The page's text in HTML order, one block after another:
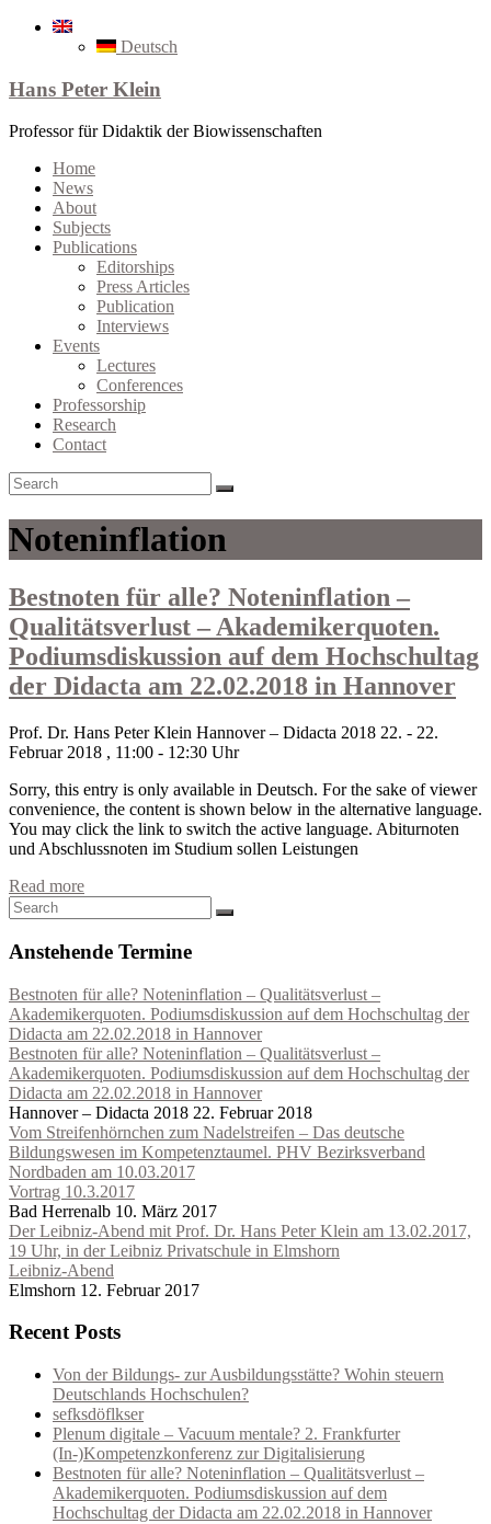
Deutsch
Hans Peter Klein
Professor für Didaktik der Biowissenschaften
Home
News
About
Subjects
Publications
Editorships
Press Articles
Publication
Interviews
Events
Lectures
Conferences
Professorship
Research
Contact
Noteninflation
Bestnoten für alle? Noteninflation –
Qualitätsverlust – Akademikerquoten.
Podiumsdiskussion auf dem Hochschultag
der Didacta am 22.02.2018 in Hannover
Prof. Dr. Hans Peter Klein Hannover – Didacta 2018 22. - 22.
Februar 2018 , 11:00 - 12:30 Uhr
Sorry, this entry is only available in Deutsch. For the sake of viewer
convenience, the content is shown below in the alternative language.
You may click the link to switch the active language. Abiturnoten
und Abschlussnoten im Studium sollen Leistungen
Read more
Anstehende Termine
Bestnoten für alle? Noteninflation – Qualitätsverlust –
Akademikerquoten. Podiumsdiskussion auf dem Hochschultag der
Didacta am 22.02.2018 in Hannover
Bestnoten für alle? Noteninflation – Qualitätsverlust –
Akademikerquoten. Podiumsdiskussion auf dem Hochschultag der
Didacta am 22.02.2018 in Hannover
Hannover – Didacta 2018 22. Februar 2018
Vom Streifenhörnchen zum Nadelstreifen – Das deutsche
Bildungswesen im Kompetenztaumel. PHV Bezirksverband
Nordbaden am 10.03.2017
Vortrag 10.3.2017
Bad Herrenalb 10. März 2017
Der Leibniz-Abend mit Prof. Dr. Hans Peter Klein am 13.02.2017,
19 Uhr, in der Leibniz Privatschule in Elmshorn
Leibniz-Abend
Elmshorn 12. Februar 2017
Recent Posts
Von der Bildungs- zur Ausbildungsstätte? Wohin steuern
Deutschlands Hochschulen?
sefksdöflkser
Plenum digitale – Vacuum mentale? 2. Frankfurter
(In-)Kompetenzkonferenz zur Digitalisierung
Bestnoten für alle? Noteninflation – Qualitätsverlust –
Akademikerquoten. Podiumsdiskussion auf dem
Hochschultag der Didacta am 22.02.2018 in Hannover